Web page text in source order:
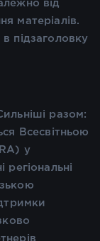
від
матеріалів.
підзаголовку
разом:
Всесвітньою
у
регіональні